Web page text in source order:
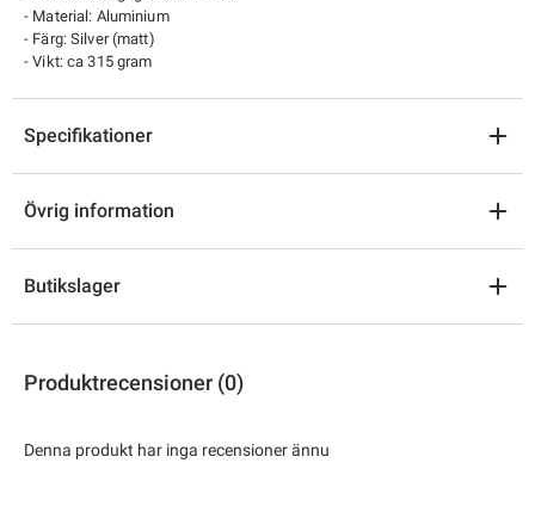
- Material: Aluminium
- Färg: Silver (matt)
- Vikt: ca 315 gram
Specifikationer
Övrig information
Butikslager
Produktrecensioner (0)
Denna produkt har inga recensioner ännu